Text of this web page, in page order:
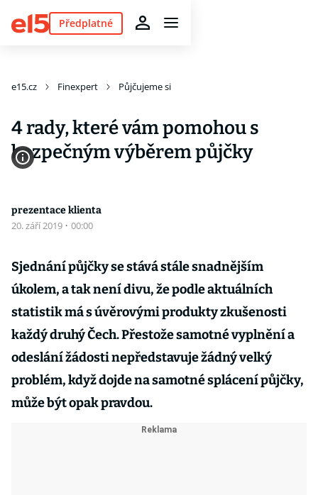
Předplatné
e15.cz Finexpert Půjčujeme si
4 rady, které vám pomohou s
bezpečným výběrem půjčky
prezentace klienta
20. září 2019 · 00:00
Sjednání půjčky se stává stále snadnějším
úkolem, a tak není divu, že podle aktuálních
statistik má s úvěrovými produkty zkušenosti
každý druhý Čech. Přestože samotné vyplnění a
odeslání žádosti nepředstavuje žádný velký
problém, když dojde na samotné splácení půjčky,
může být opak pravdou.